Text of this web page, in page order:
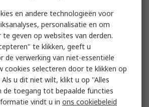
en andere technologieën voor
personalisatie en om
geven op websites van derden.
te klikken, geeft u
de verwerking van niet-essentiële
cookies selecteren door te klikken op
u dit niet wilt, klikt u op "Alles
de toegang tot bepaalde functies
vindt u in ons cookiebeleid